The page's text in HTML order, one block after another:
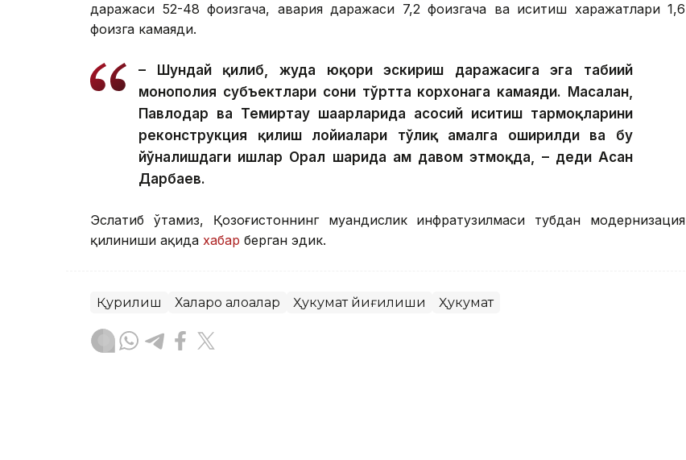
даражаси 52-48 фоизгача, авария даражаси 7,2 фоизгача ва иситиш харажатлари 1,6
фоизга камаяди.
– Шундай қилиб, жуда юқори эскириш даражасига эга табиий
монополия субъектлари сони тўртта корхонага камаяди. Масалан,
Павлодар ва Темиртау шаҳарларида асосий иситиш тармоқларини
реконструкция қилиш лойиҳалари тўлиқ амалга оширилди ва бу
йўналишдаги ишлар Орал шаҳрида ҳам давом этмоқда, – деди Асан
Дарбаев.
Эслатиб ўтамиз, Қозоғистоннинг муҳандислик инфратузилмаси тубдан модернизация
қилиниши ҳақида хабар берган эдик.
Қурилиш Халқаро алоқалар Ҳукумат йиғилиши Ҳукумат